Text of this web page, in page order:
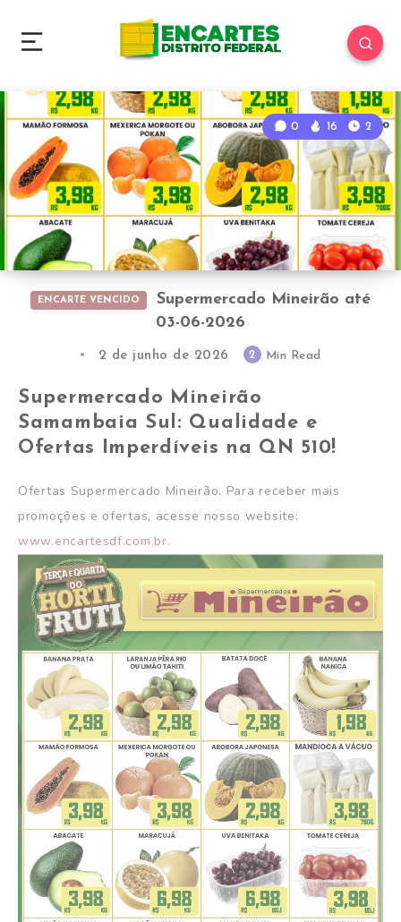
0 16 2
ENCARTE VENCIDO
Supermercado Mineirão até
03-06-2026
2 de junho de 2026 2 Min Read
Supermercado Mineirão
Samambaia Sul: Qualidade e
Ofertas Imperdíveis na QN 510!
Ofertas Supermercado Mineirão. Para receber mais
promoções e ofertas, acesse nosso website:
www.encartesdf.com.br.